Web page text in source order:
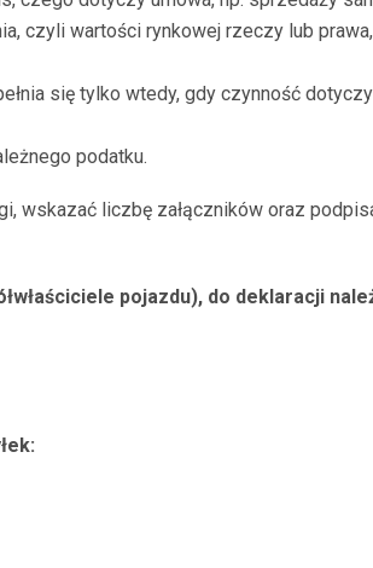
czyli wartości rynkowej rzeczy lub
się tylko wtedy, gdy czynność
podatku.
wskazać liczbę załączników oraz
pojazdu), do deklaracji
ek: